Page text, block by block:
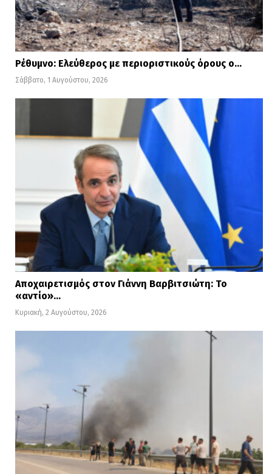
Ρέθυμνο: Ελεύθερος με περιοριστικούς όρους ο…
Σάββατο, 1 Αυγούστου, 2026
Αποχαιρετισμός στον Γιάννη Βαρβιτσιώτη: Το
«αντίο»…
Κυριακή, 2 Αυγούστου, 2026